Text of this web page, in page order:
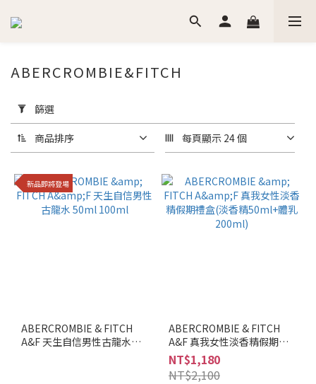
用
篩
選
(0/20)
價格
(NT$)
調
水
ABERCROMBIE&FITCH
篩選
商品排序 每頁顯示 24 個
新品即將登場
ABERCROMBIE & FITCH
A&F 天生自信男性古龍水
ABERCROMBIE & FITCH
A&F 真我女性淡香精假期禮
盒(淡香精50ml+體乳200ml)
NT$1,180
NT$2,100